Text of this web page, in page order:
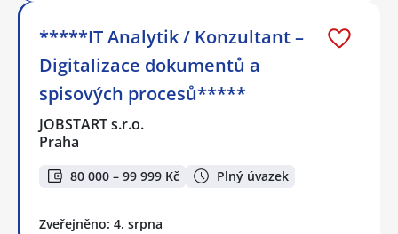
*****IT Analytik / Konzultant –
Digitalizace dokumentů a
spisových procesů*****
JOBSTART s.r.o.
Praha
80 000 – 99 999 Kč Plný úvazek
Zveřejněno: 4. srpna